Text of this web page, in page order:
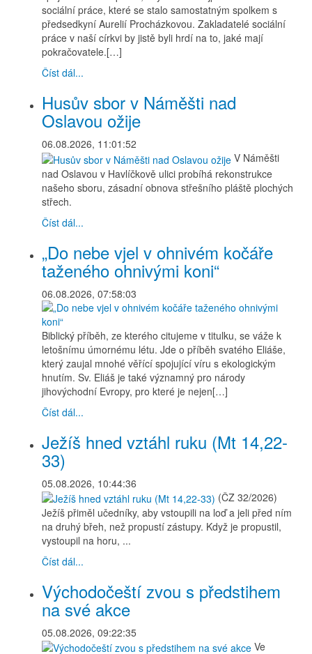
sociální práce, které se stalo samostatným spolkem s
předsedkyní Aurelií Procházkovou. Zakladatelé sociální
práce v naší církvi by jistě byli hrdí na to, jaké mají
pokračovatele.[…]
Číst dál...
Husův sbor v Náměšti nad
Oslavou ožije
06.08.2026, 11:01:52
V Náměšti
nad Oslavou v Havlíčkově ulici probíhá rekonstrukce
našeho sboru, zásadní obnova střešního pláště plochých
střech.
Číst dál...
„Do nebe vjel v ohnivém kočáře
taženého ohnivými koni“
06.08.2026, 07:58:03
Biblický příběh, ze kterého citujeme v titulku, se váže k
letošnímu úmornému létu. Jde o příběh svatého Eliáše,
který zaujal mnohé věřící spojující víru s ekologickým
hnutím. Sv. Eliáš je také významný pro národy
jihovýchodní Evropy, pro které je nejen[…]
Číst dál...
Ježíš hned vztáhl ruku (Mt 14,22-
33)
05.08.2026, 10:44:36
(ČZ 32/2026)
Ježíš přiměl učedníky, aby vstoupili na loď a jeli před ním
na druhý břeh, než propustí zástupy. Když je propustil,
vystoupil na horu, ...
Číst dál...
Východočeští zvou s předstihem
na své akce
05.08.2026, 09:22:35
Ve